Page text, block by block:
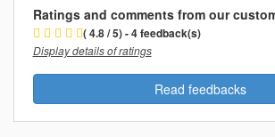
Ratings and comments from our
( 4.8 / 5) - 4 feedback(s)
Display details of ratings
Read feedbacks